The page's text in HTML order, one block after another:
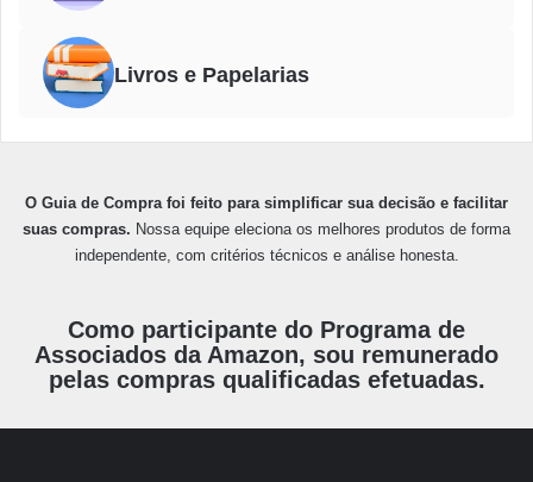
Livros e Papelarias
O Guia de Compra foi feito para simplificar sua decisão e facilitar
suas compras. Nossa equipe eleciona os melhores produtos de forma
independente, com critérios técnicos e análise honesta.
Como participante do Programa de
Associados da Amazon, sou remunerado
pelas compras qualificadas efetuadas.